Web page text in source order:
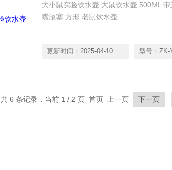
大小鼠实验饮水壶 大鼠饮水壶 500ML
嘴瓶塞 方形 老鼠饮水壶
更新时间： 2025-04-10 型号： ZK-
共 6 条记录，当前 1 / 2 页 首页 上一页 下一页